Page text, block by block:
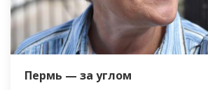
Пермь — за углом